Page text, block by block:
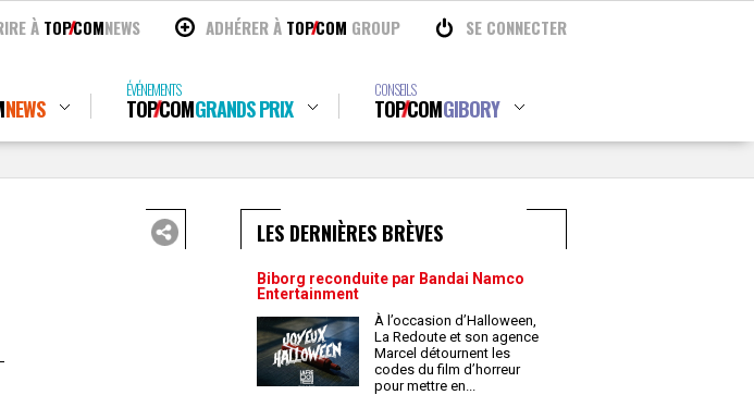
À TOPCOMNEWS ADHÉRER À TOPCOM GROUP SE CONNECTER
NEWS
ÉVÉNEMENTS
TOPCOMGRANDS PRIX
CONSEILS
TOPCOMGIBORY
LES DERNIÈRES BRÈVES
Biborg reconduite par Bandai Namco
Entertainment
À l’occasion d’Halloween,
La Redoute et son agence
Marcel détournent les
codes du film d’horreur
pour mettre en...